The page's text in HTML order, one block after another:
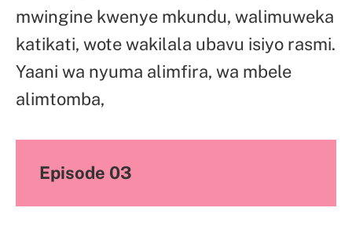
mwingine kwenye mkundu, walimuweka
katikati, wote wakilala ubavu isiyo rasmi.
Yaani wa nyuma alimfira, wa mbele
alimtomba,
Episode 03